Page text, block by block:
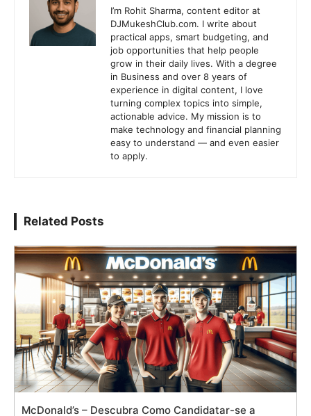
I’m Rohit Sharma, content editor at
DJMukeshClub.com. I write about
practical apps, smart budgeting, and
job opportunities that help people
grow in their daily lives. With a degree
in Business and over 8 years of
experience in digital content, I love
turning complex topics into simple,
actionable advice. My mission is to
make technology and financial planning
easy to understand — and even easier
to apply.
Related Posts
McDonald’s – Descubra Como Candidatar-se a